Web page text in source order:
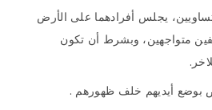
يجلس أفرادهما على الأرض
متواجهين، وبشرط أن تكون
بوضع أيديهم خلف ظهورهم .